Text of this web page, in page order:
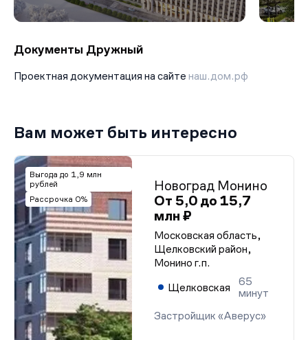
Документы Дружный
Проектная документация на сайте наш.дом.рф
Вам может быть интересно
Выгода до 1,9 млн
рублей
Рассрочка 0%
Новоград Монино
От 5,0 до 15,7
млн ₽
Московская область,
Щелковский район,
Монино г.п.
Щелковская
65
минут
Застройщик «Аверус»